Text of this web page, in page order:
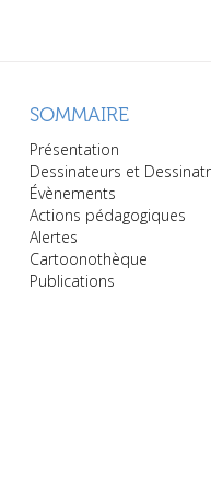
SOMMAIRE
Présentation
Dessinateurs et
Évènements
Actions pédagogiques
Alertes
Cartoonothèque
Publications